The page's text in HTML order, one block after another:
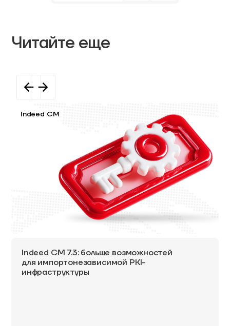
Читайте еще
Indeed CM
Indeed CM 7.3: больше возможностей
для импортонезависимой PKI-
инфраструктуры